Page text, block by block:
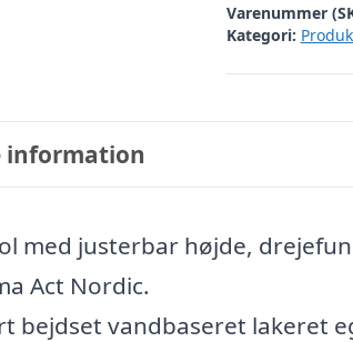
Varenummer
Kategori:
information
med justerbar højde,
Act Nordic.
bejdset vandbaseret lakeret